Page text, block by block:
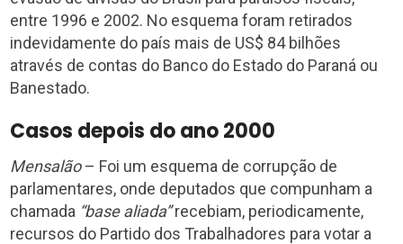
entre 1996 e 2002. No esquema foram retirados
indevidamente do país mais de US$ 84 bilhões
através de contas do Banco do Estado do Paraná ou
Banestado.
Casos depois do ano 2000
Mensalão– Foi um esquema de corrupção de
parlamentares, onde deputados que compunham a
chamada “base aliada”recebiam, periodicamente,
recursos do Partido dos Trabalhadores para votar a